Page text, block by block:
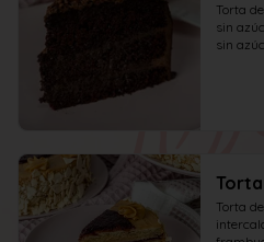
Torta
sin
sin
Torta